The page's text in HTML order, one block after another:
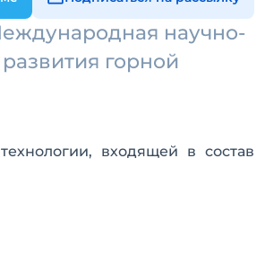
научно-
горной
входящей в состав